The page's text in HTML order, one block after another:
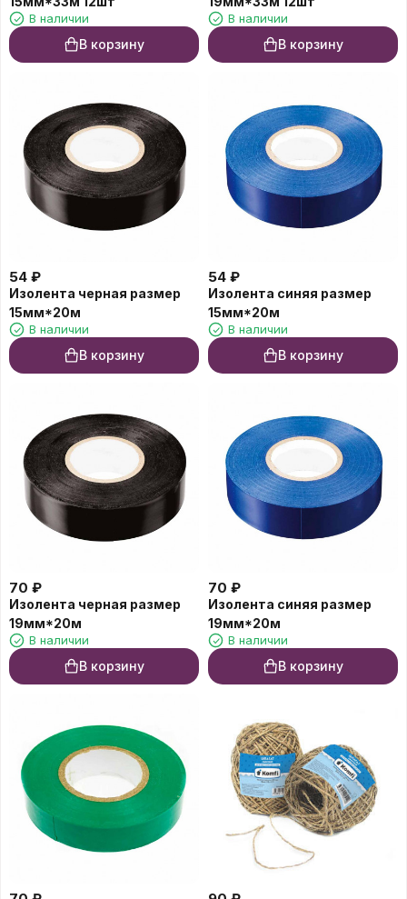
В наличии
В корзину
В наличии
В корзину
54 ₽
Изолента черная размер
15мм*20м
В наличии
В корзину
54 ₽
Изолента синяя размер
15мм*20м
В наличии
В корзину
70 ₽
Изолента черная размер
19мм*20м
В наличии
В корзину
70 ₽
Изолента синяя размер
19мм*20м
В наличии
В корзину